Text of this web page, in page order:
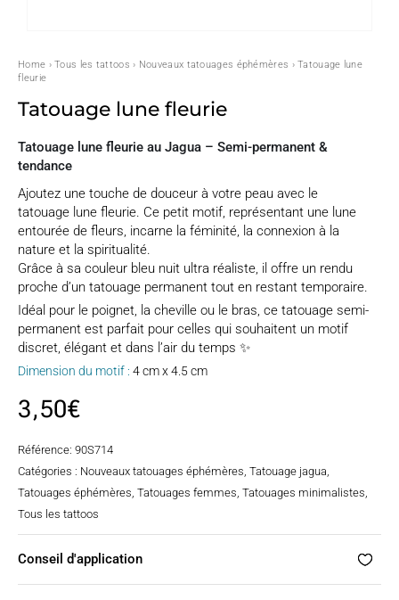
Home ›Tous les tattoos › Nouveaux tatouages éphémères › Tatouage lune
fleurie
Tatouage lune fleurie
Tatouage lune fleurie au Jagua – Semi-permanent &
tendance
Ajoutez une touche de douceur à votre peau avec le
tatouage lune fleurie. Ce petit motif, représentant une lune
entourée de fleurs, incarne la féminité, la connexion à la
nature et la spiritualité.
Grâce à sa couleur bleu nuit ultra réaliste, il offre un rendu
proche d’un tatouage permanent tout en restant temporaire.
Idéal pour le poignet, la cheville ou le bras, ce tatouage semi-
permanent est parfait pour celles qui souhaitent un motif
discret, élégant et dans l’air du temps ✨
Dimension du motif : 4 cm x 4.5 cm
3,50€
Référence: 90S714
Catégories : Nouveaux tatouages éphémères, Tatouage jagua,
Tatouages éphémères, Tatouages femmes, Tatouages minimalistes,
Tous les tattoos
Conseil d'application